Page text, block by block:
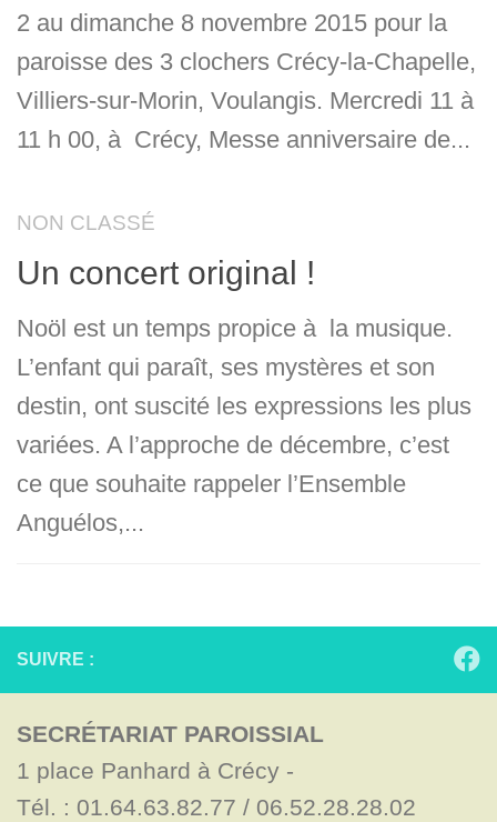
2 au dimanche 8 novembre 2015 pour la
paroisse des 3 clochers Crécy-la-Chapelle,
Villiers-sur-Morin, Voulangis. Mercredi 11 à
11 h 00, à Crécy, Messe anniversaire de...
NON CLASSÉ
Un concert original !
Noöl est un temps propice à la musique.
L’enfant qui paraît, ses mystères et son
destin, ont suscité les expressions les plus
variées. A l’approche de décembre, c’est
ce que souhaite rappeler l’Ensemble
Anguélos,...
SUIVRE :
SECRÉTARIAT PAROISSIAL
1 place Panhard à Crécy -
Tél. : 01.64.63.82.77 / 06.52.28.28.02